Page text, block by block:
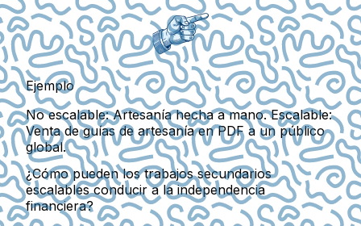
Ejemplo
No escalable: Artesanía hecha a mano. Escalable:
Venta de guías de artesanía en PDF a un público
global.
¿Cómo pueden los trabajos secundarios
escalables conducir a la independencia
financiera?